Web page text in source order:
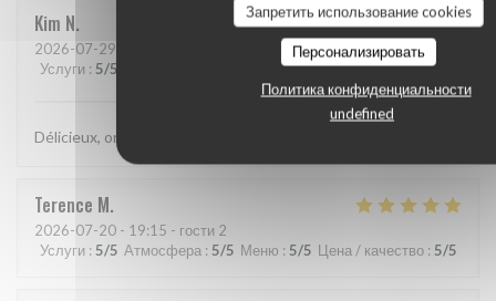
Запретить использование cookies
Персонализировать
Политика конфиденциальности
undefined
Kim N
2026-07-29
Услуги : 5/5 :5/5 Цена / качество:5
Délicieux, original, subtil et service très agréable.
Terence M
2026-07-20 - 19:15 - гости 2
Услуги : 5/5 Атмосфера : 5/5 Меню : 5/5 Цена / качество : 5/5